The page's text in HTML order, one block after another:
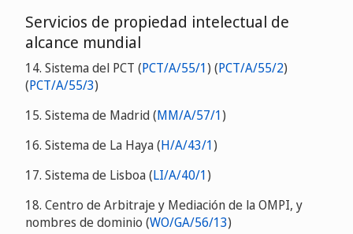
Servicios de propiedad intelectual de
alcance mundial
14. Sistema del PCT (PCT/A/55/1) (PCT/A/55/2)
(PCT/A/55/3)
15. Sistema de Madrid (MM/A/57/1)
16. Sistema de La Haya (H/A/43/1)
17. Sistema de Lisboa (LI/A/40/1)
18. Centro de Arbitraje y Mediación de la OMPI, y
nombres de dominio (WO/GA/56/13)